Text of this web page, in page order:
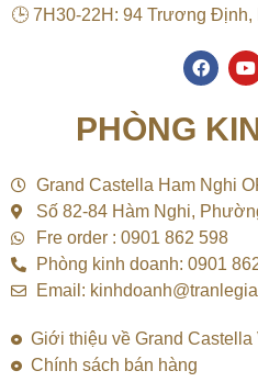
🕒 7H30-22H: 94 Trương
F
a
o
k
Y
o
u
b
PHÒNG
Grand Castella Ham Nghi
Số 82-84 Hàm Nghi,
Fre order : 0901 862 598
Phòng kinh doanh: 0901
Email:
Giới thiệu về Grand Castella
Chính sách bán hàng